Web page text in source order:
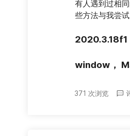
有人遇到过相
些方法与我尝
2020.3.18f1
window，
371 次浏览